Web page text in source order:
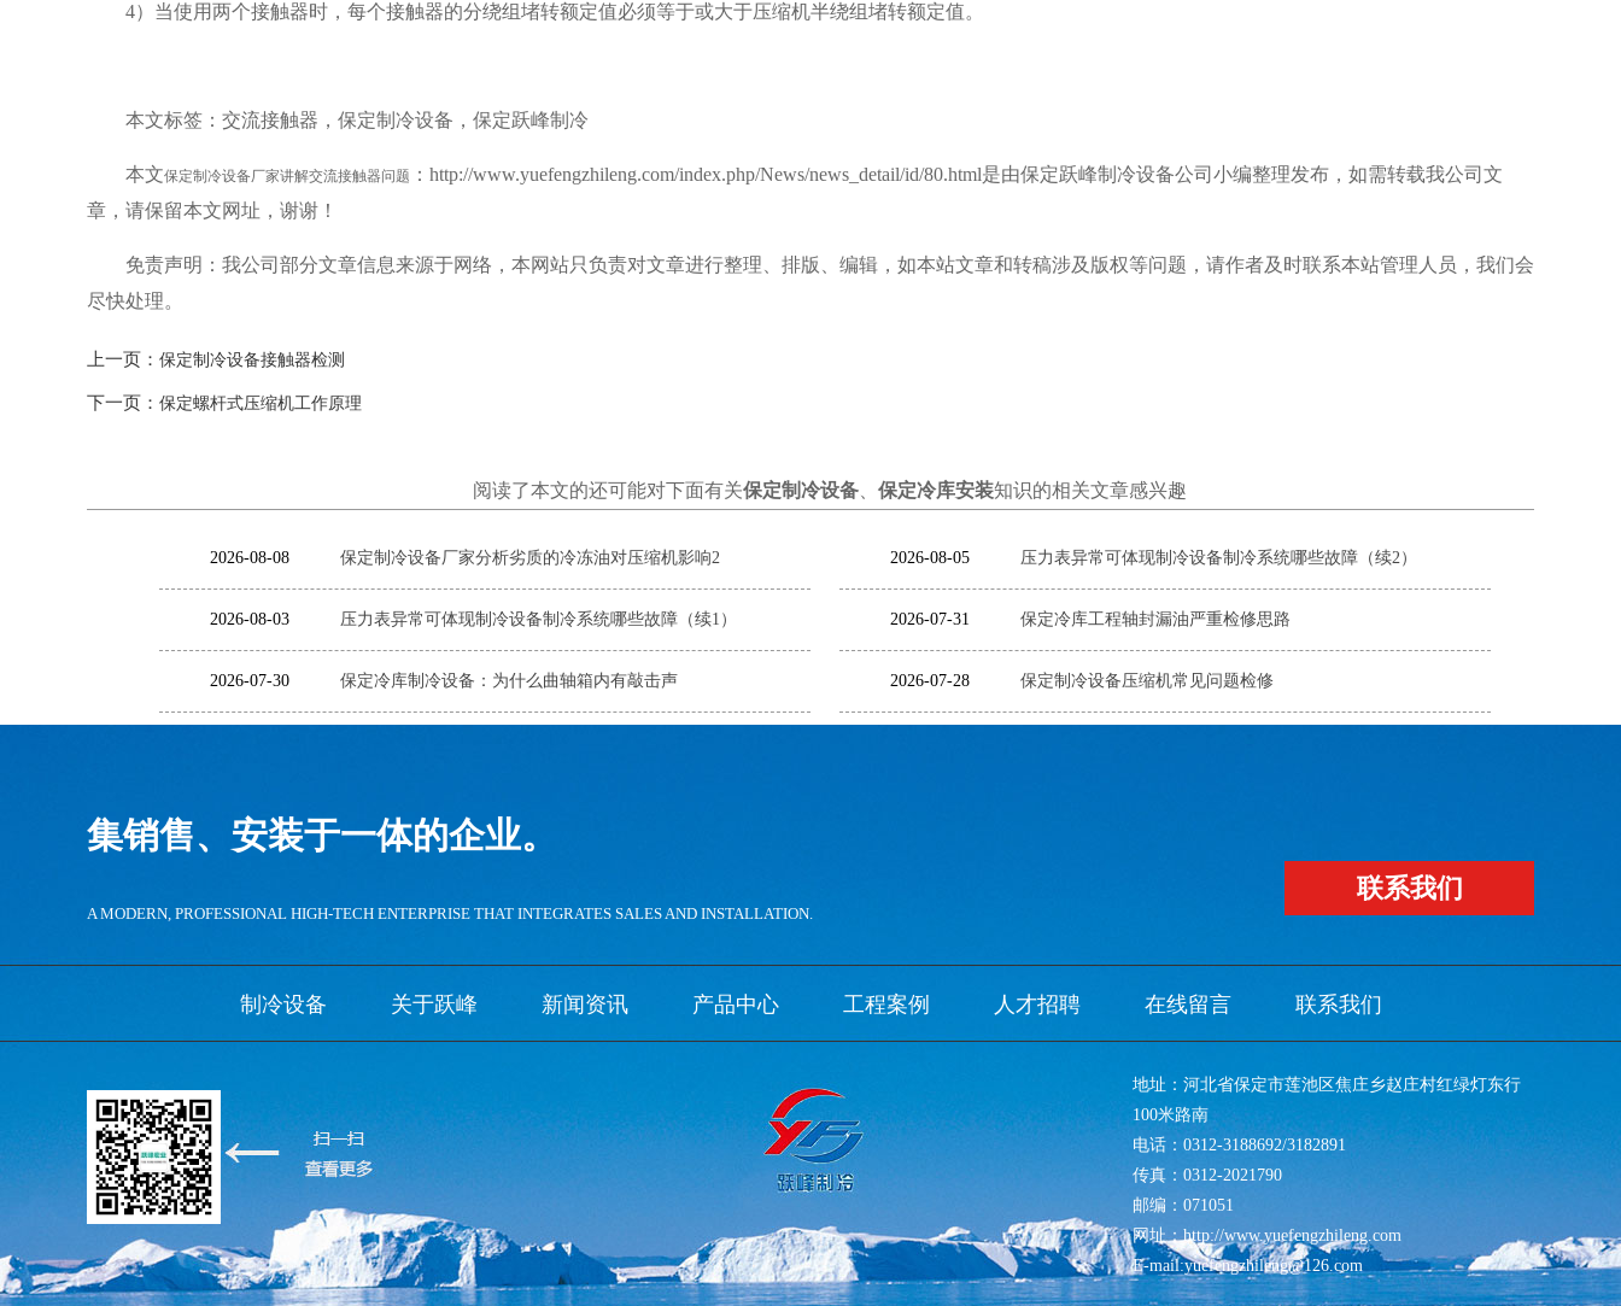
4）当使用两个接触器时，每个接触器的分绕组堵转额定值必须等于或大于压缩机半绕组堵转额定值。
本文标签：交流接触器，保定制冷设备，保定跃峰制冷
本文保定制冷设备厂家讲解交流接触器问题 ：http://www.yuefengzhileng.com/index.php/News/news_detail/id/80.html是由保定跃峰制冷设备公司小编整理发布，如需转载我公司文
章，请保留本文网址，谢谢！
免责声明：我公司部分文章信息来源于网络，本网站只负责对文章进行整理、排版、编辑，如本站文章和转稿涉及版权等问题，请作者及时联系本站管理人员，我们会
尽快处理。
上一页： 保定制冷设备接触器检测
下一页： 保定螺杆式压缩机工作原理
阅读了本文的还可能对下面有关保定制冷设备 保定冷库安装知识的相关文章感兴趣
2026-08-08 保定制冷设备厂家分析劣质的冷冻油对压缩机影响2 2026-08-05 压力表异常可体现制冷设备制冷系统哪些故障（续2）
2026-08-03 压力表异常可体现制冷设备制冷系统哪些故障（续1） 2026-07-31 保定冷库工程轴封漏油严重检修思路
2026-07-30 保定冷库制冷设备：为什么曲轴箱内有敲击声 2026-07-28 保定制冷设备压缩机常见问题检修
集销售、安装于一体的企业。
A MODERN, PROFESSIONAL HIGH-TECH ENTERPRISE THAT INTEGRATES SALES AND INSTALLATION.
联系我们
制冷设备 关于跃峰 新闻资讯 产品中心 工程案例 人才招聘 在线留言 联系我们
地址：河北省保定市莲池区焦庄乡赵庄村红绿灯东行
100米路南
电话：0312-3188692/3182891
传真：0312-2021790
邮编：071051
网址：http://www.yuefengzhileng.com
E-mail:yuefengzhileng@126.com